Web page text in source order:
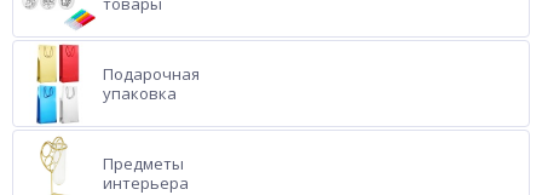
Подарочная
упаковка
Предметы
интерьера